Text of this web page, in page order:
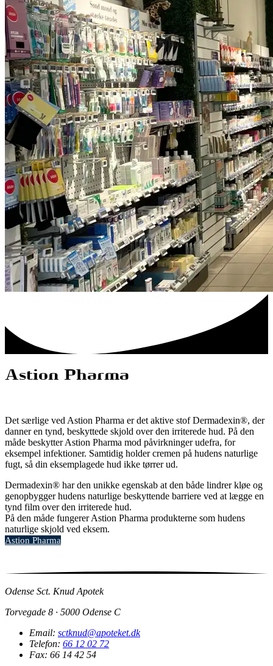
Astion Pharma
Det særlige ved Astion Pharma er det aktive stof Dermadexin®, der
danner en tynd, beskyttede skjold over den irriterede hud. På den
måde beskytter Astion Pharma mod påvirkninger udefra, for
eksempel infektioner. Samtidig holder cremen på hudens naturlige
fugt, så din eksemplagede hud ikke tørrer ud.
Dermadexin® har den unikke egenskab at den både lindrer kløe og
genopbygger hudens naturlige beskyttende barriere ved at lægge en
tynd film over den irriterede hud.
På den måde fungerer Astion Pharma produkterne som hudens
naturlige skjold ved eksem.
Astion Pharma
Odense Sct. Knud Apotek
Torvegade 8 · 5000 Odense C
Email: sctknud@apoteket.dk
Telefon: 66 12 02 72
Fax: 66 14 42 54